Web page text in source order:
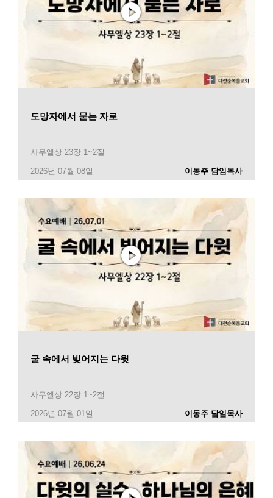
도망자에서 묻는 자로
사무엘상 23장 1~2절
2026년 07월 08일 이동주 담임목사
굴 속에서 빚어지는 다윗
사무엘상 22장 1~2절
2026년 07월 01일 이동주 담임목사